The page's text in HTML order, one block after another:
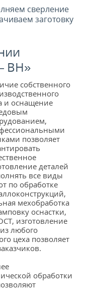
сверление
заготовку
ВН»
собственного
и оснащение
позволяет
деталей
все виды
по обработке
мехобработка
оснастки,
изготовление
любого
цеха позволяет
обработки